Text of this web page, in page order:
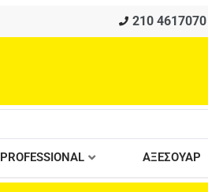
210 4617070
PROFESSIONAL ΑΞΕΣΟΥΑΡ